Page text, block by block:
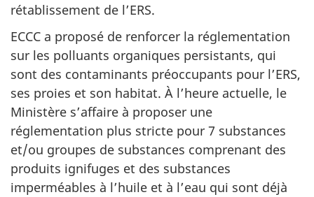
rétablissement de l’ERS.
ECCC a proposé de renforcer la réglementation
sur les polluants organiques persistants, qui
sont des contaminants préoccupants pour l’ERS,
ses proies et son habitat. À l’heure actuelle, le
Ministère s’affaire à proposer une
réglementation plus stricte pour 7 substances
et/ou groupes de substances comprenant des
produits ignifuges et des substances
imperméables à l’huile et à l’eau qui sont déjà